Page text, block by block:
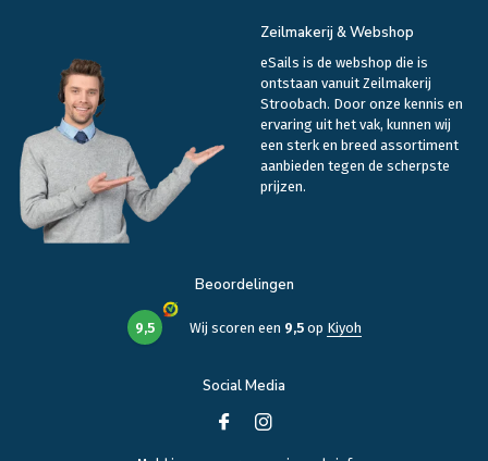
Zeilmakerij & Webshop
eSails is de webshop die is
ontstaan vanuit Zeilmakerij
Stroobach. Door onze kennis en
ervaring uit het vak, kunnen wij
een sterk en breed assortiment
aanbieden tegen de scherpste
prijzen.
Beoordelingen
9,5 Wij scoren een 9,5op Kiyoh
Social Media